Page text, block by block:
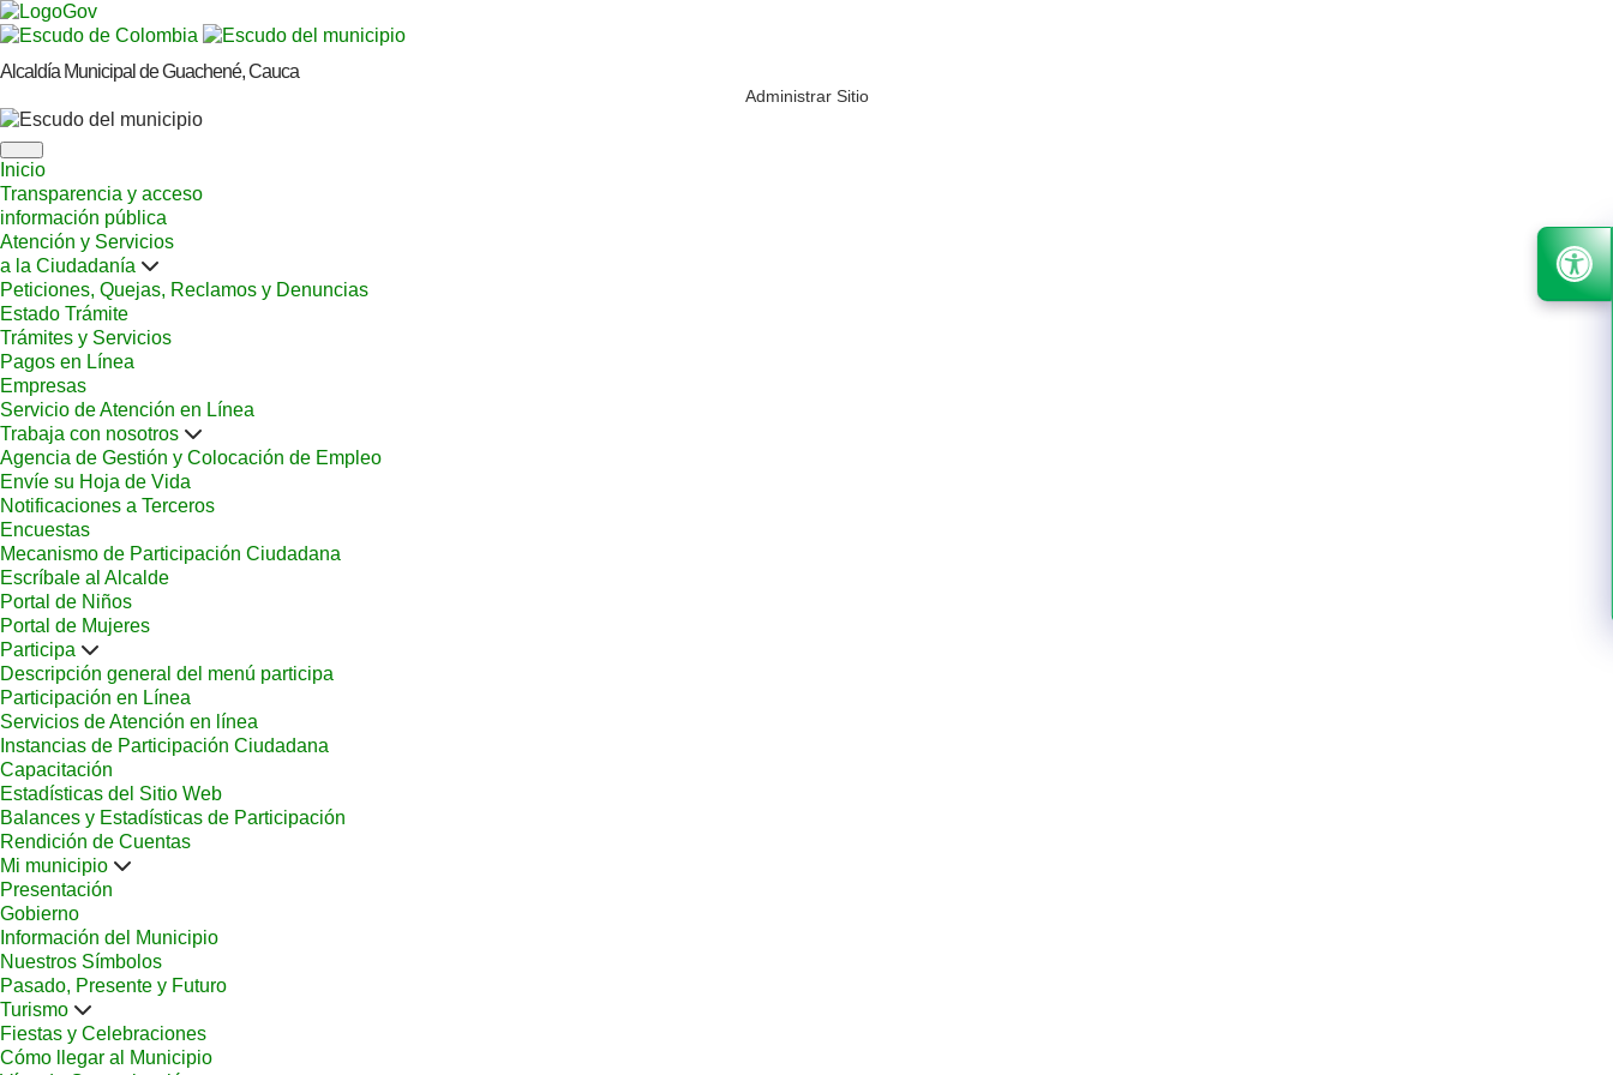
Alcaldía Municipal de Guachené, Cauca
Administrar Sitio
Inicio
Transparencia y acceso
información pública
Atención y Servicios
a la Ciudadanía
Peticiones, Quejas, Reclamos y Denuncias
Estado Trámite
Trámites y Servicios
Pagos en Línea
Empresas
Servicio de Atención en Línea
Trabaja con nosotros
Agencia de Gestión y Colocación de Empleo
Envíe su Hoja de Vida
Notificaciones a Terceros
Encuestas
Mecanismo de Participación Ciudadana
Escríbale al Alcalde
Portal de Niños
Portal de Mujeres
Participa
Descripción general del menú participa
Participación en Línea
Servicios de Atención en línea
Instancias de Participación Ciudadana
Capacitación
Estadísticas del Sitio Web
Balances y Estadísticas de Participación
Rendición de Cuentas
Mi municipio
Presentación
Gobierno
Información del Municipio
Nuestros Símbolos
Pasado, Presente y Futuro
Turismo
Fiestas y Celebraciones
Cómo llegar al Municipio